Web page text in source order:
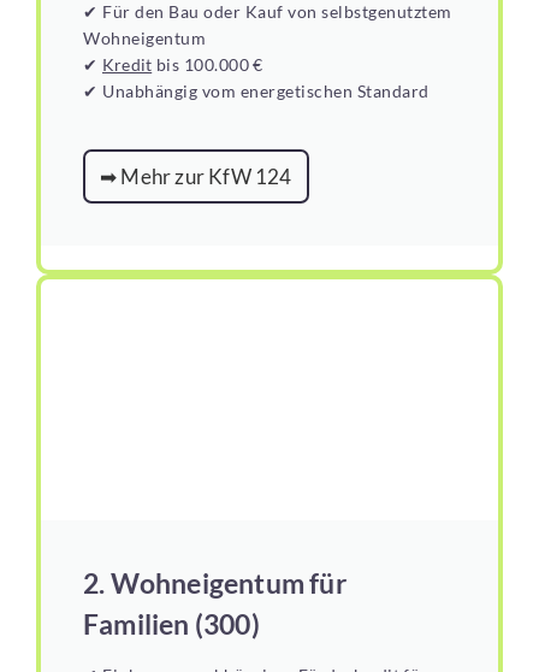
✔ Für den Bau oder Kauf von selbstgenutztem
Wohneigentum
✔ Kredit bis 100.000 €
✔ Unabhängig vom energetischen Standard
➡ Mehr zur KfW 124
2. Wohneigentum für
Familien (300)